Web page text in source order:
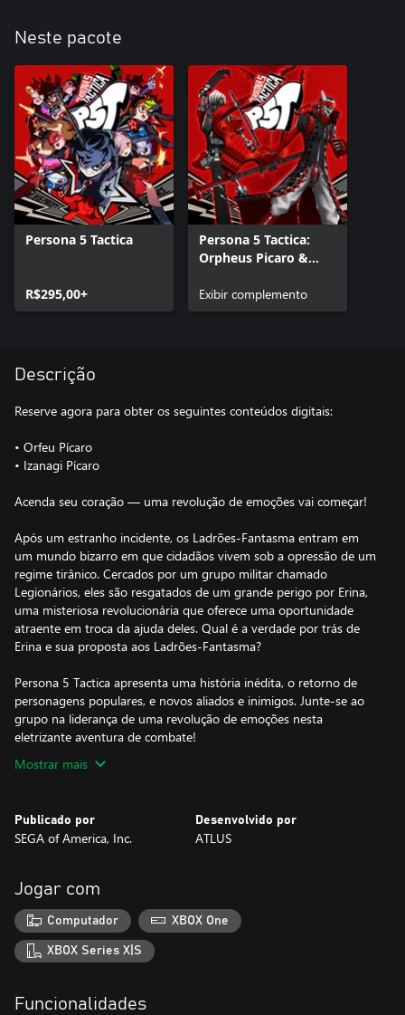
Neste pacote
Persona 5 Tactica
R$295,00+
Persona 5 Tactica:
Orpheus Picaro &
Exibir complemento
Descrição
Reserve agora para obter os seguintes conteúdos digitais:
• Orfeu Pícaro
• Izanagi Pícaro
Acenda seu coração — uma revolução de emoções vai começar!
Após um estranho incidente, os Ladrões-Fantasma entram em
um mundo bizarro em que cidadãos vivem sob a opressão de um
regime tirânico. Cercados por um grupo militar chamado
Legionários, eles são resgatados de um grande perigo por Erina,
uma misteriosa revolucionária que oferece uma oportunidade
atraente em troca da ajuda deles. Qual é a verdade por trás de
Erina e sua proposta aos Ladrões-Fantasma?
Persona 5 Tactica apresenta uma história inédita, o retorno de
personagens populares, e novos aliados e inimigos. Junte-se ao
grupo na liderança de uma revolução de emoções nesta
eletrizante aventura de combate!
Mostrar mais
Publicado por
SEGA of America, Inc.
Desenvolvido por
ATLUS
Jogar com
Computador XBOX One
XBOX Series X|S
Funcionalidades